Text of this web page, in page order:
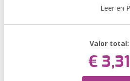
Leer en
Valor total:
€ 3,31